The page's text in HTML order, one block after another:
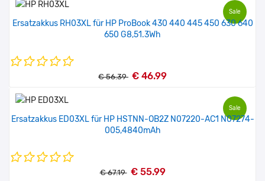
Sale
Ersatzakkus RH03XL für HP ProBook 430 440 445 450 630 640
650 G8,51.3Wh
€ 56.39 € 46.99
Sale
Ersatzakkus ED03XL für HP HSTNN-OB2Z N07220-AC1 N07274-
005,4840mAh
€ 67.19 € 55.99